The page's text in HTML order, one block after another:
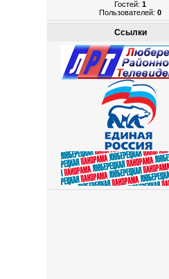
Гостей:1
Пользователей:0
Ссылки